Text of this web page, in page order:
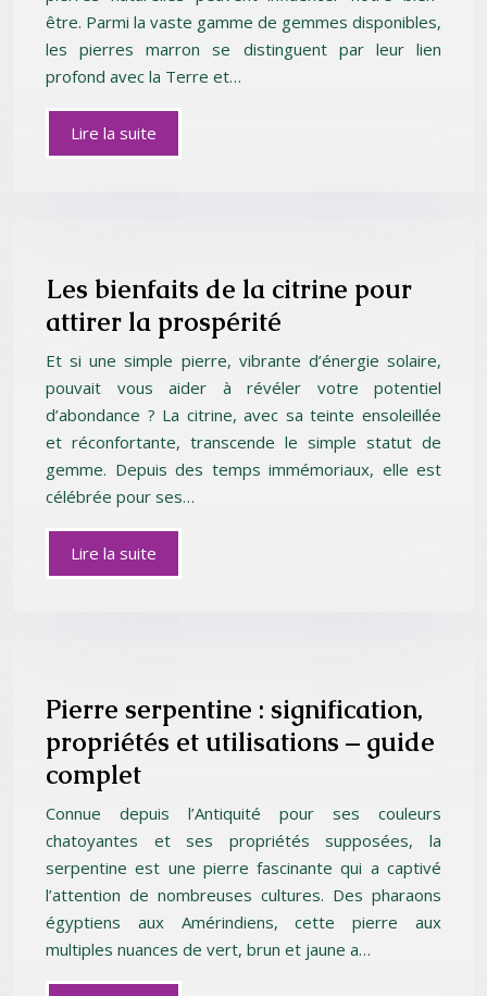
être. Parmi la vaste gamme de gemmes disponibles,
les pierres marron se distinguent par leur lien
profond avec la Terre et…
Lire la suite
Les bienfaits de la citrine pour
attirer la prospérité
Et si une simple pierre, vibrante d’énergie solaire,
pouvait vous aider à révéler votre potentiel
d’abondance ? La citrine, avec sa teinte ensoleillée
et réconfortante, transcende le simple statut de
gemme. Depuis des temps immémoriaux, elle est
célébrée pour ses…
Lire la suite
Pierre serpentine : signification,
propriétés et utilisations – guide
complet
Connue depuis l’Antiquité pour ses couleurs
chatoyantes et ses propriétés supposées, la
serpentine est une pierre fascinante qui a captivé
l’attention de nombreuses cultures. Des pharaons
égyptiens aux Amérindiens, cette pierre aux
multiples nuances de vert, brun et jaune a…